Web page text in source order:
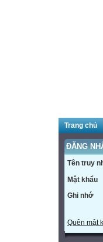
Trang chủ
ĐĂNG
Tên truy
Mật khẩu
Ghi nhớ
Quên mật